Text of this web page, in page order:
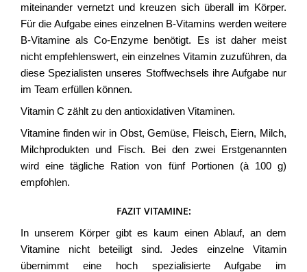
miteinander vernetzt und kreuzen sich überall im Körper.
Für die Aufgabe eines einzelnen B-Vitamins werden weitere
B-Vitamine als Co-Enzyme benötigt. Es ist daher meist
nicht empfehlenswert, ein einzelnes Vitamin zuzuführen, da
diese Spezialisten unseres Stoffwechsels ihre Aufgabe nur
im Team erfüllen können.
Vitamin C zählt zu den antioxidativen Vitaminen.
Vitamine finden wir in Obst, Gemüse, Fleisch, Eiern, Milch,
Milchprodukten und Fisch. Bei den zwei Erstgenannten
wird eine tägliche Ration von fünf Portionen (à 100 g)
empfohlen.
FAZIT VITAMINE:
In unserem Körper gibt es kaum einen Ablauf, an dem
Vitamine nicht beteiligt sind. Jedes einzelne Vitamin
übernimmt eine hoch spezialisierte Aufgabe im